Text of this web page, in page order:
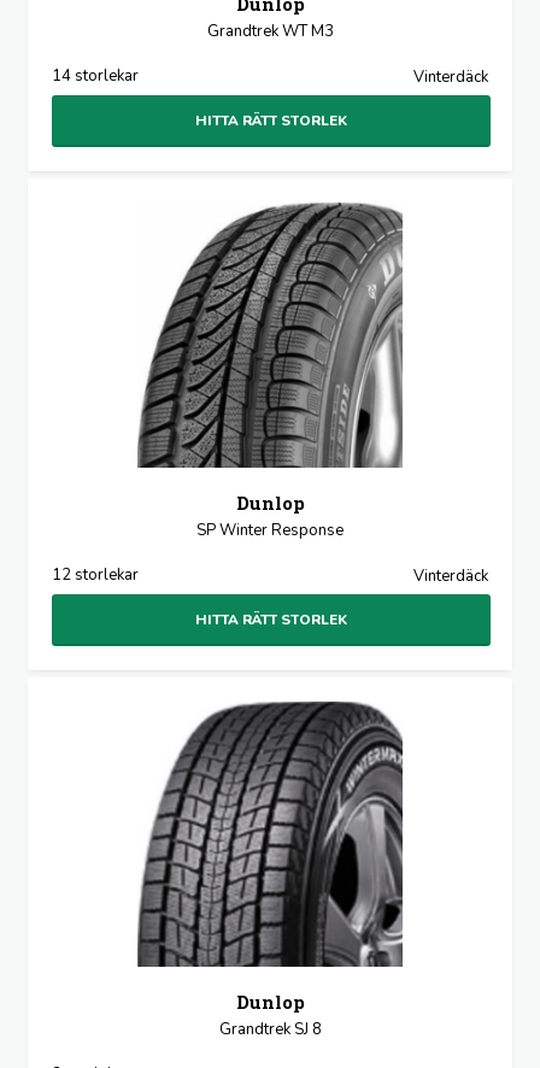
Grandtrek WT M3
14 storlekar Vinterdäck
HITTA RÄTT STORLEK
Dunlop
SP Winter Response
12 storlekar Vinterdäck
HITTA RÄTT STORLEK
Dunlop
Grandtrek SJ 8